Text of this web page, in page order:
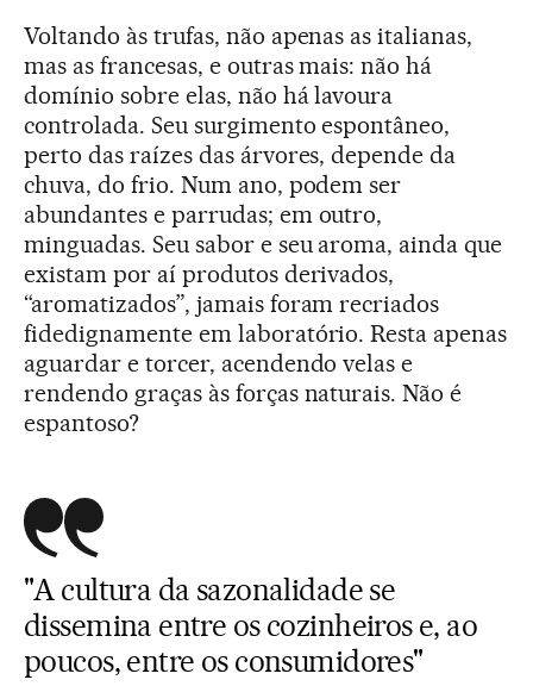
Voltando às trufas, não apenas as italianas,
mas as francesas, e outras mais: não há
domínio sobre elas, não há lavoura
controlada. Seu surgimento espontâneo,
perto das raízes das árvores, depende da
chuva, do frio. Num ano, podem ser
abundantes e parrudas; em outro,
minguadas. Seu sabor e seu aroma, ainda que
existam por aí produtos derivados,
“aromatizados”, jamais foram recriados
fidedignamente em laboratório. Resta apenas
aguardar e torcer, acendendo velas e
rendendo graças às forças naturais. Não é
espantoso?
"A cultura da sazonalidade se
dissemina entre os cozinheiros e, ao
poucos, entre os consumidores"